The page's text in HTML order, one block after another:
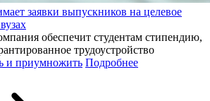
заявки выпускников на целевое
обеспечит студентам стипендию,
трудоустройство
и приумножить Подробнее